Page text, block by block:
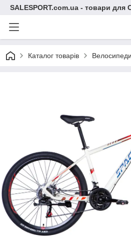
SALESPORT.com.ua - товари для
Каталог товарів Велосипеди